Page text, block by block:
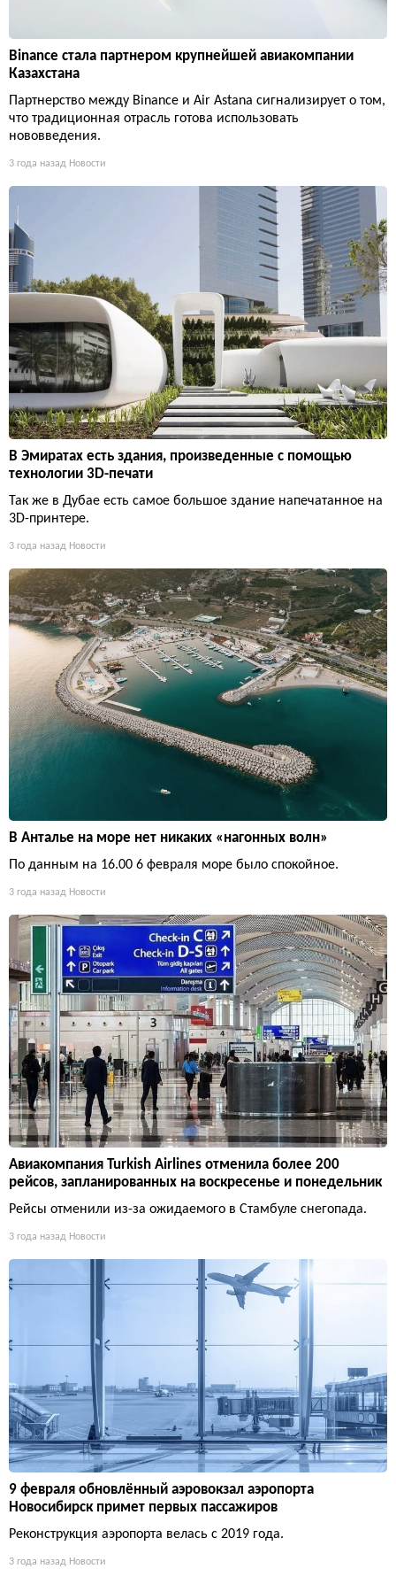
Binance стала партнером крупнейшей авиакомпании
Казахстана
Партнерство между Binance и Air Astana сигнализирует о том,
что традиционная отрасль готова использовать
нововведения.
3 года назад Новости
В Эмиратах есть здания, произведенные с помощью
технологии 3D-печати
Так же в Дубае есть самое большое здание напечатанное на
3D-принтере.
3 года назад Новости
В Анталье на море нет никаких «нагонных волн»
По данным на 16.00 6 февраля море было спокойное.
3 года назад Новости
Авиакомпания Turkish Airlines отменила более 200
рейсов, запланированных на воскресенье и понедельник
Рейсы отменили из-за ожидаемого в Стамбуле снегопада.
3 года назад Новости
9 февраля обновлённый аэровокзал аэропорта
Новосибирск примет первых пассажиров
Реконструкция аэропорта велась с 2019 года.
3 года назад Новости